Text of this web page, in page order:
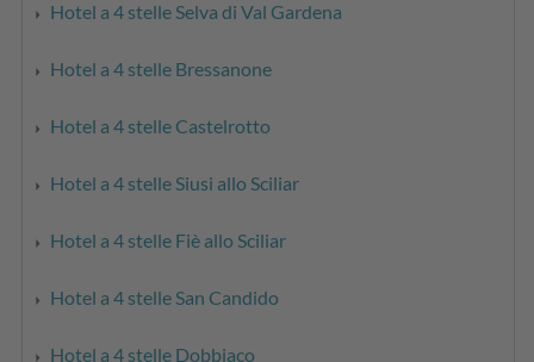
Hotel a 4 stelle Selva di Val Gardena
Hotel a 4 stelle Bressanone
Hotel a 4 stelle Castelrotto
Hotel a 4 stelle Siusi allo Sciliar
Hotel a 4 stelle Fiè allo Sciliar
Hotel a 4 stelle San Candido
Hotel a 4 stelle Dobbiaco